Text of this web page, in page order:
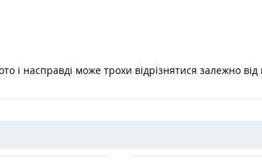
і насправді може трохи відрізнятися залежно